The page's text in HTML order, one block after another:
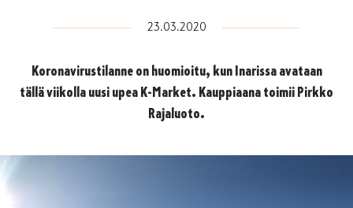
23.03.2020
Koronavirustilanne on huomioitu, kun Inarissa avataan
tällä viikolla uusi upea K-Market. Kauppiaana toimii Pirkko
Rajaluoto.